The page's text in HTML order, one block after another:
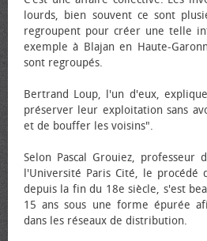
lourds, bien souvent ce sont
regroupent pour créer une telle
exemple à Blajan en Haute-
sont regroupés.
Bertrand Loup, l'un d'eux,
préserver leur exploitation sans
et de bouffer les voisins".
Selon Pascal Grouiez, professeur
l'Université Paris Cité, le procédé
depuis la fin du 18e siècle, s'est
15 ans sous une forme épurée
dans les réseaux de distribution.